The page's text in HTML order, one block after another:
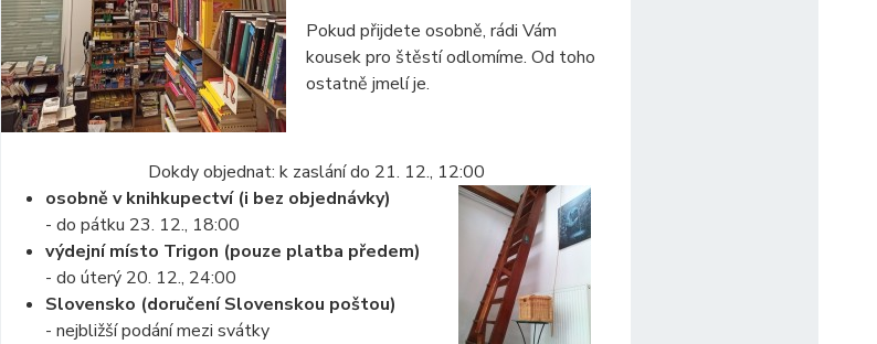
Pokud přijdete osobně, rádi Vám
kousek pro štěstí odlomíme. Od toho
ostatně jmelí je.
Dokdy objednat: k zaslání do 21. 12., 12:00
osobně v knihkupectví (i bez objednávky)
- do pátku 23. 12., 18:00
výdejní místo Trigon (pouze platba předem)
- do úterý 20. 12., 24:00
Slovensko (doručení Slovenskou poštou)
- nejbližší podání mezi svátky